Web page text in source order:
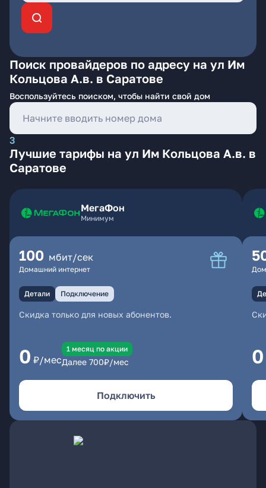
Поиск провайдеров по адресу на ул Им
Кольцова А.в. в Саратове
Воспользуйтесь поиском, чтобы найти свой дом
3
Лучшие тарифы на ул Им Кольцова А.в. в
Саратове
МегаФон
Минимум
100 мбит/сек
Домашний интернет
Детали Подключение
Скидка только для новых абонентов.
0 ₽/мес
1 месяц по акции
Далее 700₽/мес
Подключить
0